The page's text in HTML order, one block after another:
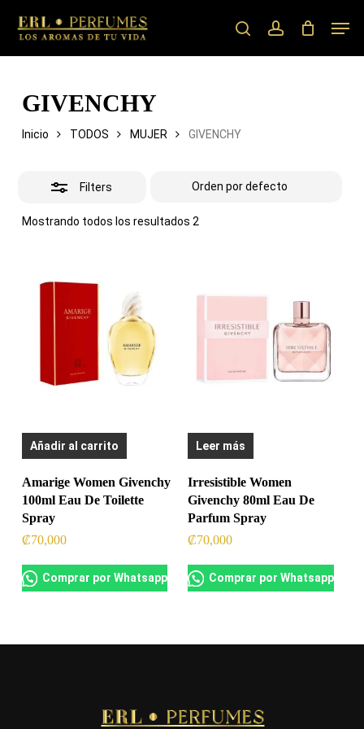
main
searchaccount
GIVENCHY
Inicio TODOS MUJER GIVENCHY
Filters
Mostrando todos los resultados 2
Close
Filters
Añadir al carrito
Amarige Women Givenchy
100ml Eau De Toilette
Spray
₡70,000
Comprar por Whatsapp
Leer más
Irresistible Women
Givenchy 80ml Eau De
Parfum Spray
₡70,000
Comprar por Whatsapp